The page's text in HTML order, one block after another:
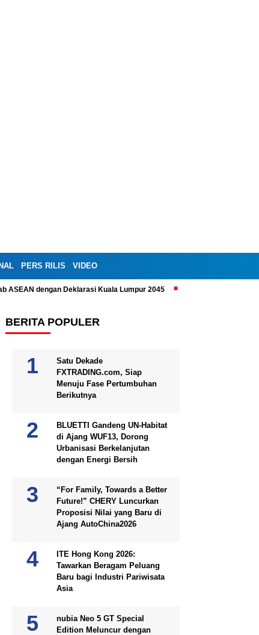
PERS RILIS VIDEO
ASEAN dengan Deklarasi Kuala Lumpur 2045
BERITA POPULER
Satu Dekade
FXTRADING.com, Siap
Menuju Fase Pertumbuhan
Berikutnya
BLUETTI Gandeng UN-Habitat
di Ajang WUF13, Dorong
Urbanisasi Berkelanjutan
dengan Energi Bersih
“For Family, Towards a Better
Future!” CHERY Luncurkan
Proposisi Nilai yang Baru di
Ajang AutoChina2026
ITE Hong Kong 2026:
Tawarkan Beragam Peluang
Baru bagi Industri Pariwisata
Asia
nubia Neo 5 GT Special
Edition Meluncur dengan